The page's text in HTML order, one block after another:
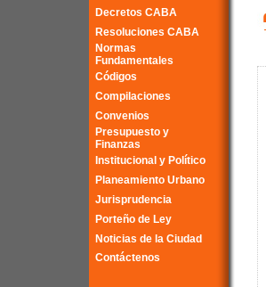
Decretos CABA
Resoluciones CABA
Normas
Fundamentales
Códigos
Compilaciones
Convenios
Presupuesto y
Finanzas
Institucional y Político
Planeamiento Urbano
Jurisprudencia
Porteño de Ley
Noticias de la Ciudad
Contáctenos